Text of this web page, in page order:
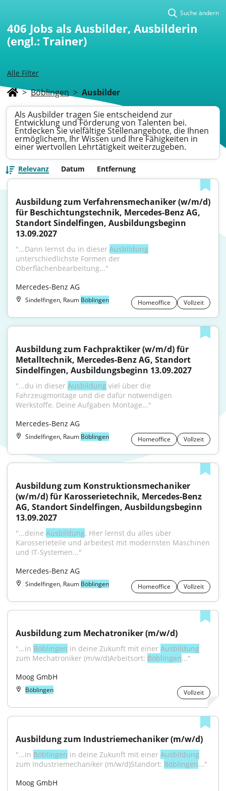
Alle Filter
Suche ändern
406 Jobs als Ausbilder, Ausbilderin
(engl.: Trainer)
> Böblingen > Ausbilder
Als Ausbilder tragen Sie entscheidend zur
Entwicklung und Förderung von Talenten bei.
Entdecken Sie vielfältige Stellenangebote, die Ihnen
ermöglichem, Ihr Wissen und Ihre Fähigkeiten in
einer wertvollen Lehrtätigkeit weiterzugeben.
Relevanz Datum Entfernung
Ausbildung zum Verfahrensmechaniker (w/m/d)
für Beschichtungstechnik, Mercedes-Benz AG,
Standort Sindelfingen, Ausbildungsbeginn
13.09.2027
"...Dann lernst du in dieser Ausbildung
unterschiedlichste Formen der
Oberflächenbearbeitung..."
Mercedes-Benz AG
Sindelfingen, Raum Böblingen Homeoffice Vollzeit
Ausbildung zum Fachpraktiker (w/m/d) für
Metalltechnik, Mercedes-Benz AG, Standort
Sindelfingen, Ausbildungsbeginn 13.09.2027
"...du in dieser Ausbildung viel über die
Fahrzeugmontage und die dafür notwendigen
Werkstoffe. Deine Aufgaben Montage..."
Mercedes-Benz AG
Sindelfingen, Raum Böblingen Homeoffice Vollzeit
Ausbildung zum Konstruktionsmechaniker
(w/m/d) für Karosserietechnik, Mercedes-Benz
AG, Standort Sindelfingen, Ausbildungsbeginn
13.09.2027
"...deine Ausbildung. Hier lernst du alles über
Karosserieteile und arbeitest mit modernsten Maschinen
und IT-Systemen..."
Mercedes-Benz AG
Sindelfingen, Raum Böblingen Homeoffice Vollzeit
Ausbildung zum Mechatroniker (m/w/d)
"...in Böblingen in deine Zukunft mit einer Ausbildung
zum Mechatroniker (m/w/d)Arbeitsort: Böblingen..."
Moog GmbH
Böblingen Vollzeit
Ausbildung zum Industriemechaniker (m/w/d)
"...in Böblingen in deine Zukunft mit einer Ausbildung
zum Industriemechaniker (m/w/d)Standort: Böblingen..."
Moog GmbH